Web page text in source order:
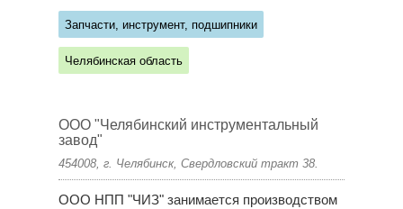
Запчасти, инструмент, подшипники
Челябинская область
ООО "Челябинский инструментальный
завод"
454008, г. Челябинск, Свердловский тракт 38.
ООО НПП "ЧИЗ" занимается производством